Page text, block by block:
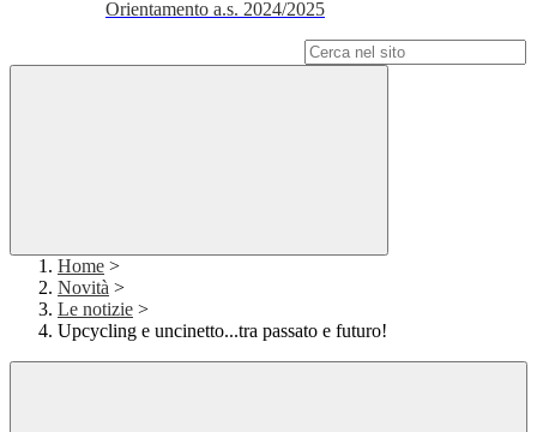
Orientamento a.s. 2024/2025
Home >
Novità >
Le notizie >
Upcycling e uncinetto...tra passato e futuro!